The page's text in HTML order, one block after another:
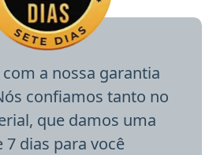
com a nossa garantia
confiamos tanto no
que damos uma
7 dias para você